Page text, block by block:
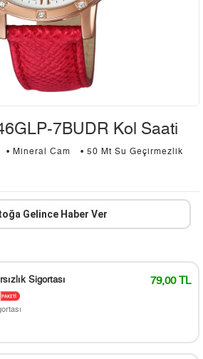
7BUDR Kol Saati
• Mineral Cam
• 50 Mt Su Geçirmezlik
Gelince Haber Ver
Sigortası 79,00 TL